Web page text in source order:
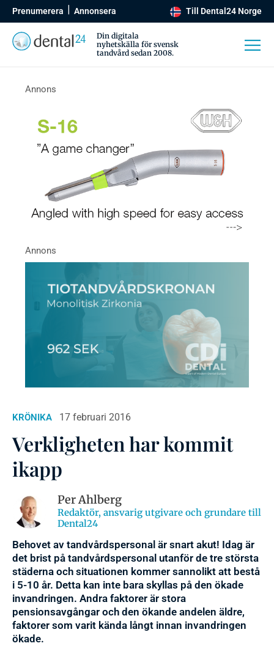
Prenumerera Annonsera Till Dental24 Norge
Din digitala
nyhetskälla för svensk
tandvård sedan 2008.
KRÖNIKA 17 februari 2016
Verkligheten har kommit
ikapp
Per Ahlberg
Redaktör, ansvarig utgivare och grundare till
Dental24
Behovet av tandvårdspersonal är snart akut! Idag är
det brist på tandvårdspersonal utanför de tre största
städerna och situationen kommer sannolikt att bestå
i 5-10 år. Detta kan inte bara skyllas på den ökade
invandringen. Andra faktorer är stora
pensionsavgångar och den ökande andelen äldre,
faktorer som varit kända långt innan invandringen
ökade.